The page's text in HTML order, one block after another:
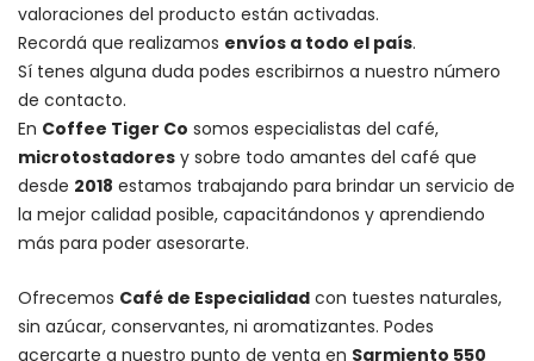
valoraciones del producto están activadas.
Recordá que realizamos envíos a todo el país.
Sí tenes alguna duda podes escribirnos a nuestro número
de contacto.
En Coffee Tiger Co somos especialistas del café,
microtostadores y sobre todo amantes del café que
desde 2018 estamos trabajando para brindar un servicio de
la mejor calidad posible, capacitándonos y aprendiendo
más para poder asesorarte.
Ofrecemos Café de Especialidad con tuestes naturales,
sin azúcar, conservantes, ni aromatizantes. Podes
acercarte a nuestro punto de venta en Sarmiento 550